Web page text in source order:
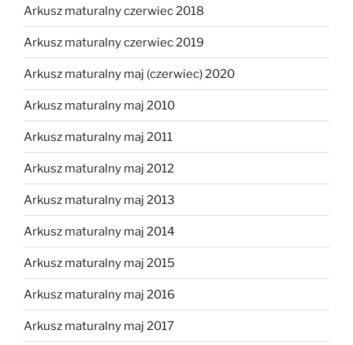
Arkusz maturalny czerwiec 2018
Arkusz maturalny czerwiec 2019
Arkusz maturalny maj (czerwiec) 2020
Arkusz maturalny maj 2010
Arkusz maturalny maj 2011
Arkusz maturalny maj 2012
Arkusz maturalny maj 2013
Arkusz maturalny maj 2014
Arkusz maturalny maj 2015
Arkusz maturalny maj 2016
Arkusz maturalny maj 2017